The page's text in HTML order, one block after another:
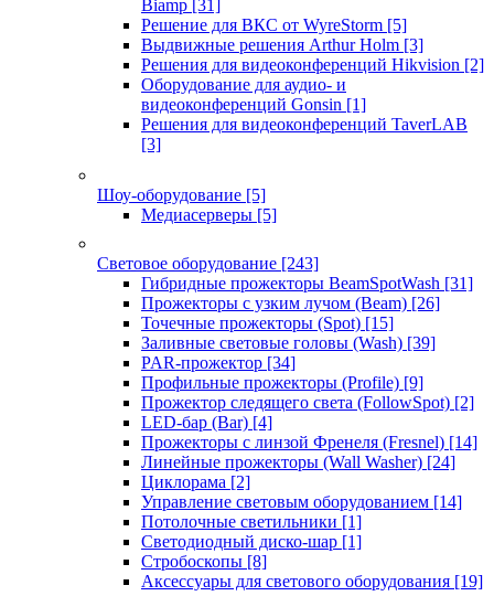
Biamp [31]
Решение для ВКС от WyreStorm [5]
Выдвижные решения Arthur Holm [3]
Решения для видеоконференций Hikvision [2]
Оборудование для аудио- и
видеоконференций Gonsin [1]
Решения для видеоконференций TaverLAB
[3]
Шоу-оборудование [5]
Медиасерверы [5]
Световое оборудование [243]
Гибридные прожекторы BeamSpotWash [31]
Прожекторы с узким лучом (Beam) [26]
Точечные прожекторы (Spot) [15]
Заливные световые головы (Wash) [39]
PAR-прожектор [34]
Профильные прожекторы (Profile) [9]
Прожектор следящего света (FollowSpot) [2]
LED-бар (Bar) [4]
Прожекторы с линзой Френеля (Fresnel) [14]
Линейные прожекторы (Wall Washer) [24]
Циклорама [2]
Управление световым оборудованием [14]
Потолочные светильники [1]
Светодиодный диско-шар [1]
Стробоскопы [8]
Аксессуары для светового оборудования [19]